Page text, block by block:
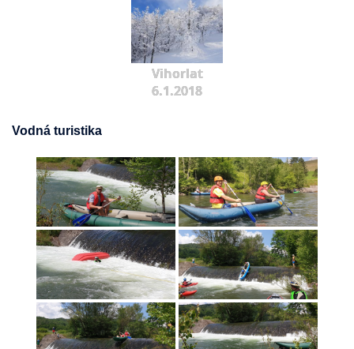
Vihorlat
6.1.2018
Vodná turistika